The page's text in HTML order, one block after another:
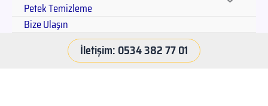
Petek Temizleme
Bize Ulaşın
İletişim: 0534 382 77 01